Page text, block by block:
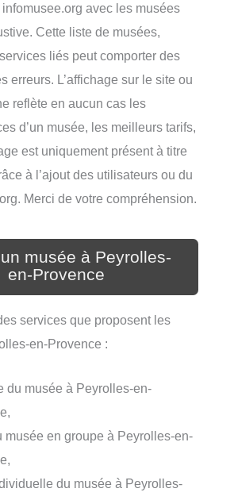
avec les musées
Cette liste de musées,
liés peut comporter des
erreurs. L’affichage sur le site ou
reflète en aucun cas les
d’un musée, les meilleurs tarifs,
est uniquement présent à titre
à l’ajout des utilisateurs ou du
Merci de votre compréhension.
musée à Peyrolles-
en-Provence
services que proposent les
en-Provence :
du musée à Peyrolles-en-
musée en groupe à Peyrolles-en-
du musée à Peyrolles-